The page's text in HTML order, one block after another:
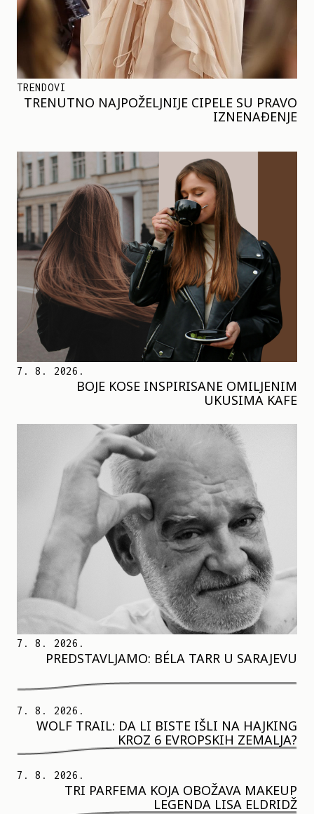
TRENDOVI
TRENUTNO NAJPOŽELJNIJE CIPELE SU PRAVO
IZNENAĐENJE
7. 8. 2026.
BOJE KOSE INSPIRISANE OMILJENIM
UKUSIMA KAFE
7. 8. 2026.
PREDSTAVLJAMO: BÉLA TARR U SARAJEVU
7. 8. 2026.
WOLF TRAIL: DA LI BISTE IŠLI NA HAJKING
KROZ 6 EVROPSKIH ZEMALJA?
7. 8. 2026.
TRI PARFEMA KOJA OBOŽAVA MAKEUP
LEGENDA LISA ELDRIDŽ